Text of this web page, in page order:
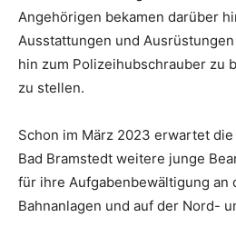
Angehörigen bekamen darüber
Ausstattungen und
hin zum Polizeihubschrauber zu
zu stellen.
Schon im März 2023 erwartet
Bad Bramstedt weitere junge
für ihre Aufgabenbewältigung an
Bahnanlagen und auf der Nord-